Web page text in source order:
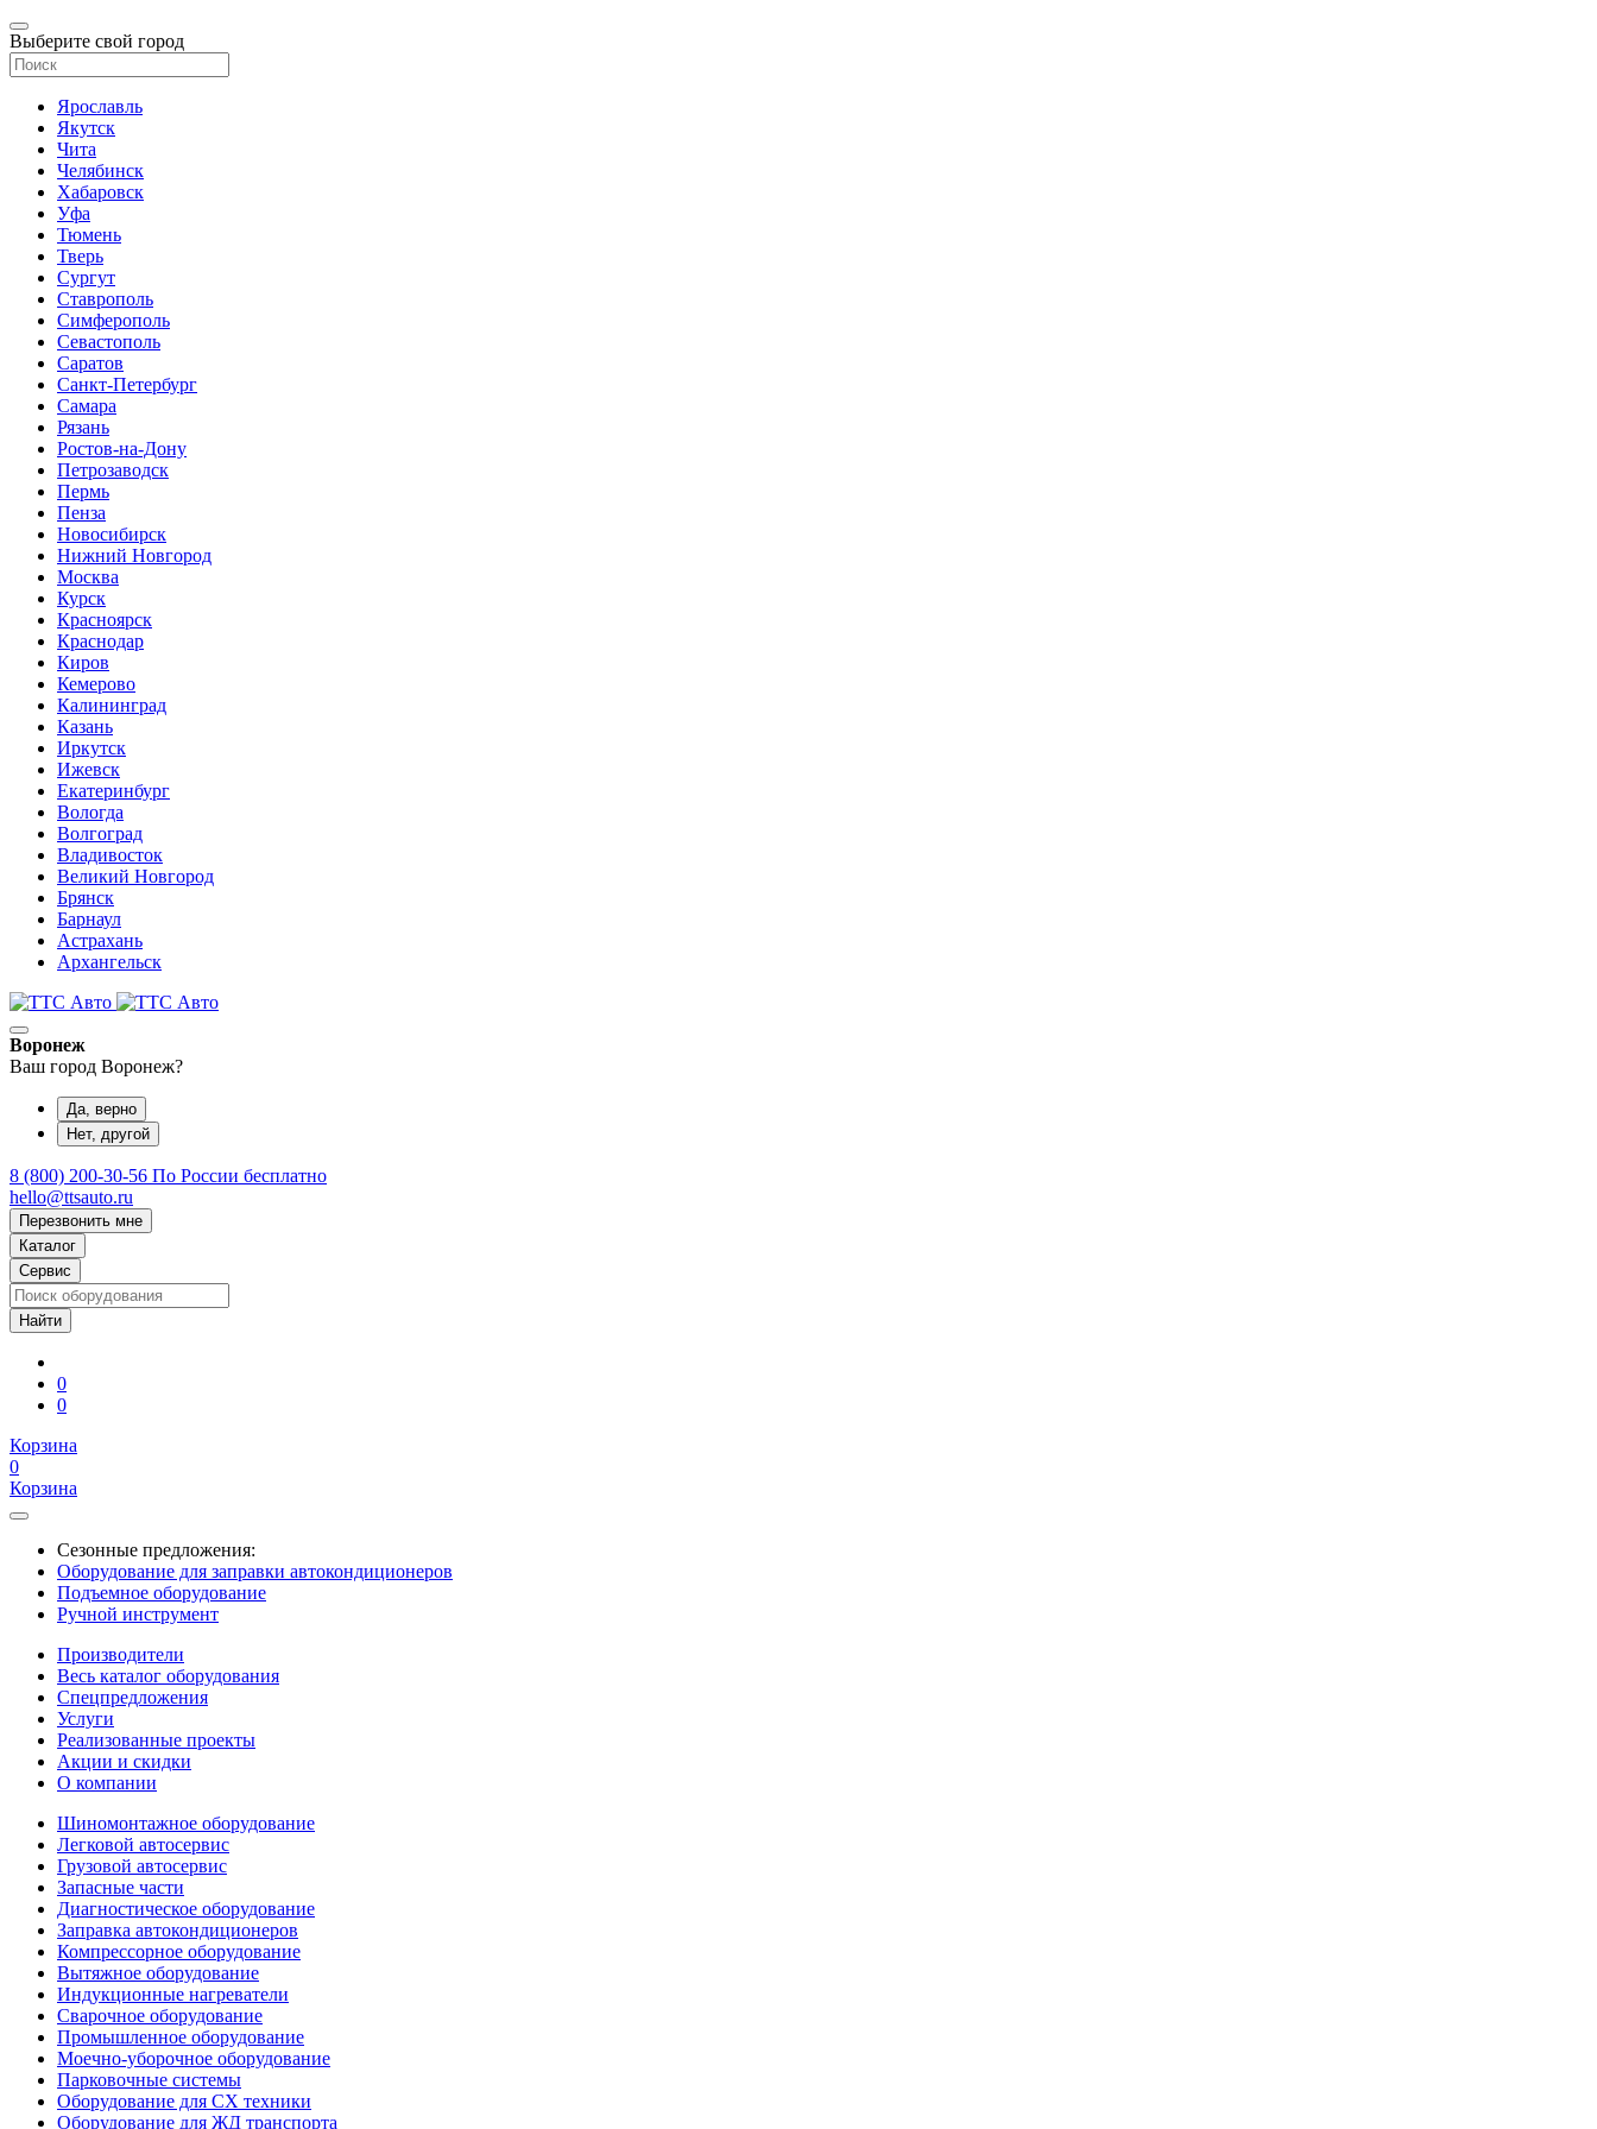
Выберите свой город
Ярославль
Якутск
Чита
Челябинск
Хабаровск
Уфа
Тюмень
Тверь
Сургут
Ставрополь
Симферополь
Севастополь
Саратов
Санкт-Петербург
Самара
Рязань
Ростов-на-Дону
Петрозаводск
Пермь
Пенза
Новосибирск
Нижний Новгород
Москва
Курск
Красноярск
Краснодар
Киров
Кемерово
Калининград
Казань
Иркутск
Ижевск
Екатеринбург
Вологда
Волгоград
Владивосток
Великий Новгород
Брянск
Барнаул
Астрахань
Архангельск
Воронеж
Ваш город Воронеж?
Да, верно
Нет, другой
8 (800) 200-30-56 По России бесплатно
hello@ttsauto.ru
Перезвонить мне
Каталог
Сервис
0
0
Корзина
0
Корзина
Сезонные предложения:
Оборудование для заправки автокондиционеров
Подъемное оборудование
Ручной инструмент
Производители
Весь каталог оборудования
Спецпредложения
Услуги
Реализованные проекты
Акции и скидки
О компании
Шиномонтажное оборудование
Легковой автосервис
Грузовой автосервис
Запасные части
Диагностическое оборудование
Заправка автокондиционеров
Компрессорное оборудование
Вытяжное оборудование
Индукционные нагреватели
Сварочное оборудование
Промышленное оборудование
Моечно-уборочное оборудование
Парковочные системы
Оборудование для СХ техники
Оборудование для ЖД транспорта